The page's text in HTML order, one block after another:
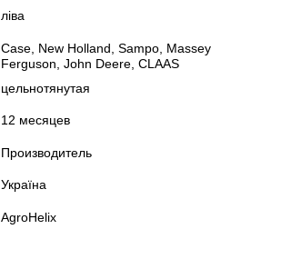
ліва
Case, New Holland, Sampo, Massey
Ferguson, John Deere, CLAAS
цельнотянутая
12 месяцев
Производитель
Україна
AgroHelix